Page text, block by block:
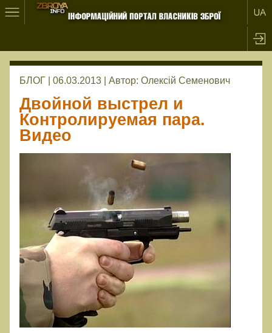
БЛОГ | 06.03.2013 | Автор: Олексій Семенович
Двойной выстрел и
Контролируемая пара.
Видео